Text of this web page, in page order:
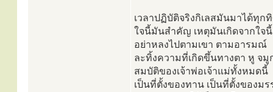
เวลาปฏิบัติจริงกิเลสมันมาได้ทุก
ใจนี้มันสำคัญ เหตุมันเกิดจากใจนี้
อย่าหลงไปตามเขา ตามอารมณ์
ละทิ้งความที่เกิดขึ้นทางตา หู จมู
สมบัติของเจ้าพ่อเจ้าแม่ทั้งหมดนี้
เป็นที่ตั้งของทาน เป็นที่ตั้งของม